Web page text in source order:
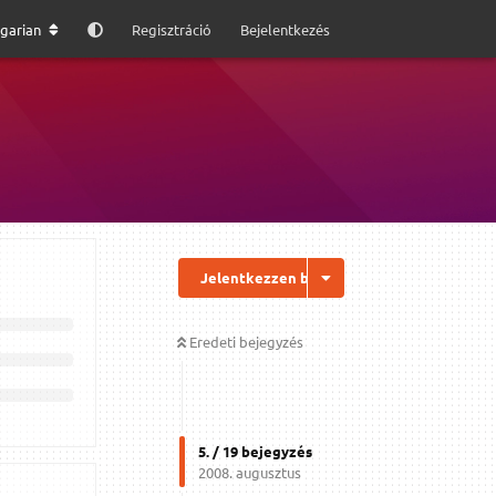
Regisztráció Bejelentkezés
Jelentkezzen be a válaszhoz
Eredeti bejegyzés
5. /19bejegyzés
2008. augusztus